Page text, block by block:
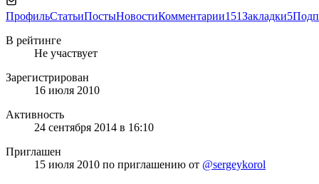
ПрофильСтатьиПостыНовостиКомментарии151Закладки5
В рейтинге
Не участвует
Зарегистрирован
16 июля 2010
Активность
24 сентября 2014 в 16:10
Приглашен
15 июля 2010 по приглашению от @sergeykorol